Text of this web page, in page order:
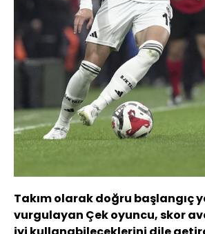
Takım olarak doğru başlangıç
vurgulayan Çek oyuncu, skor